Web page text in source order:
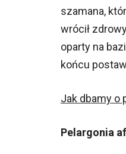
szamana,
wrócił
oparty na
końcu
Jak dbamy o
Pelargonia